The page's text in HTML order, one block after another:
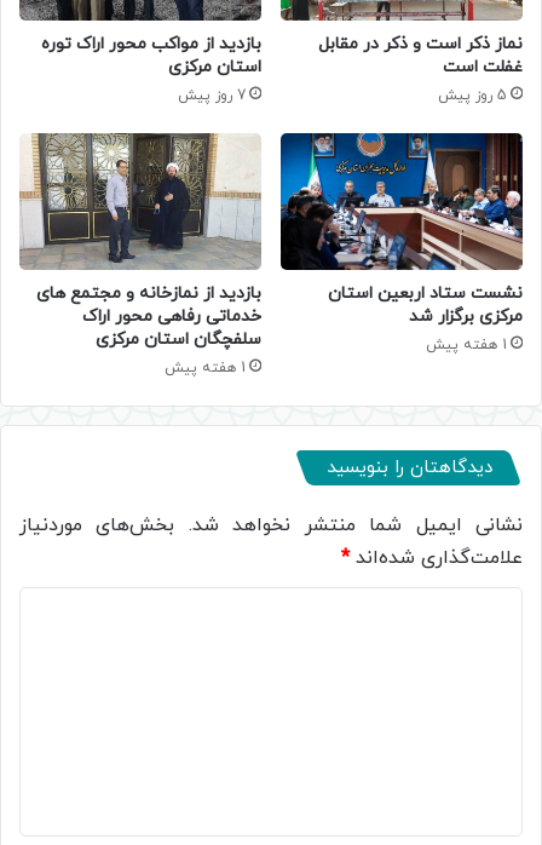
نماز ذکر است و ذکر در مقابل
غفلت است
5 روز پیش
بازدید از مواکب محور اراک توره
استان مرکزی
7 روز پیش
نشست ستاد اربعین استان
مرکزی برگزار شد
1 هفته پیش
بازدید از نمازخانه و مجتمع های
خدماتی رفاهی محور اراک
سلفچگان استان مرکزی
1 هفته پیش
دیدگاهتان را بنویسید
نشانی ایمیل شما منتشر نخواهد شد. بخش‌های موردنیاز
علامت‌گذاری شده‌اند*